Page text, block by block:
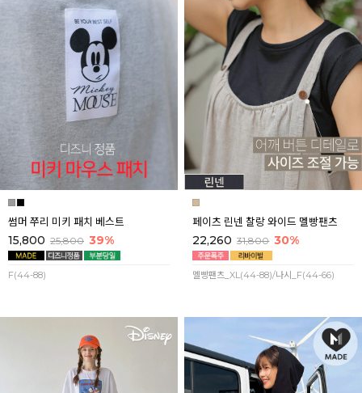
썸머 쭈리 미키 패치 베스트
15,800 25,800 39%
F(44-88)
페이츠 린넨 찰랑 와이드 멜빵팬츠
22,260 31,800 30%
멜빵팬츠_XL(44-88)/나시_F(44-66)